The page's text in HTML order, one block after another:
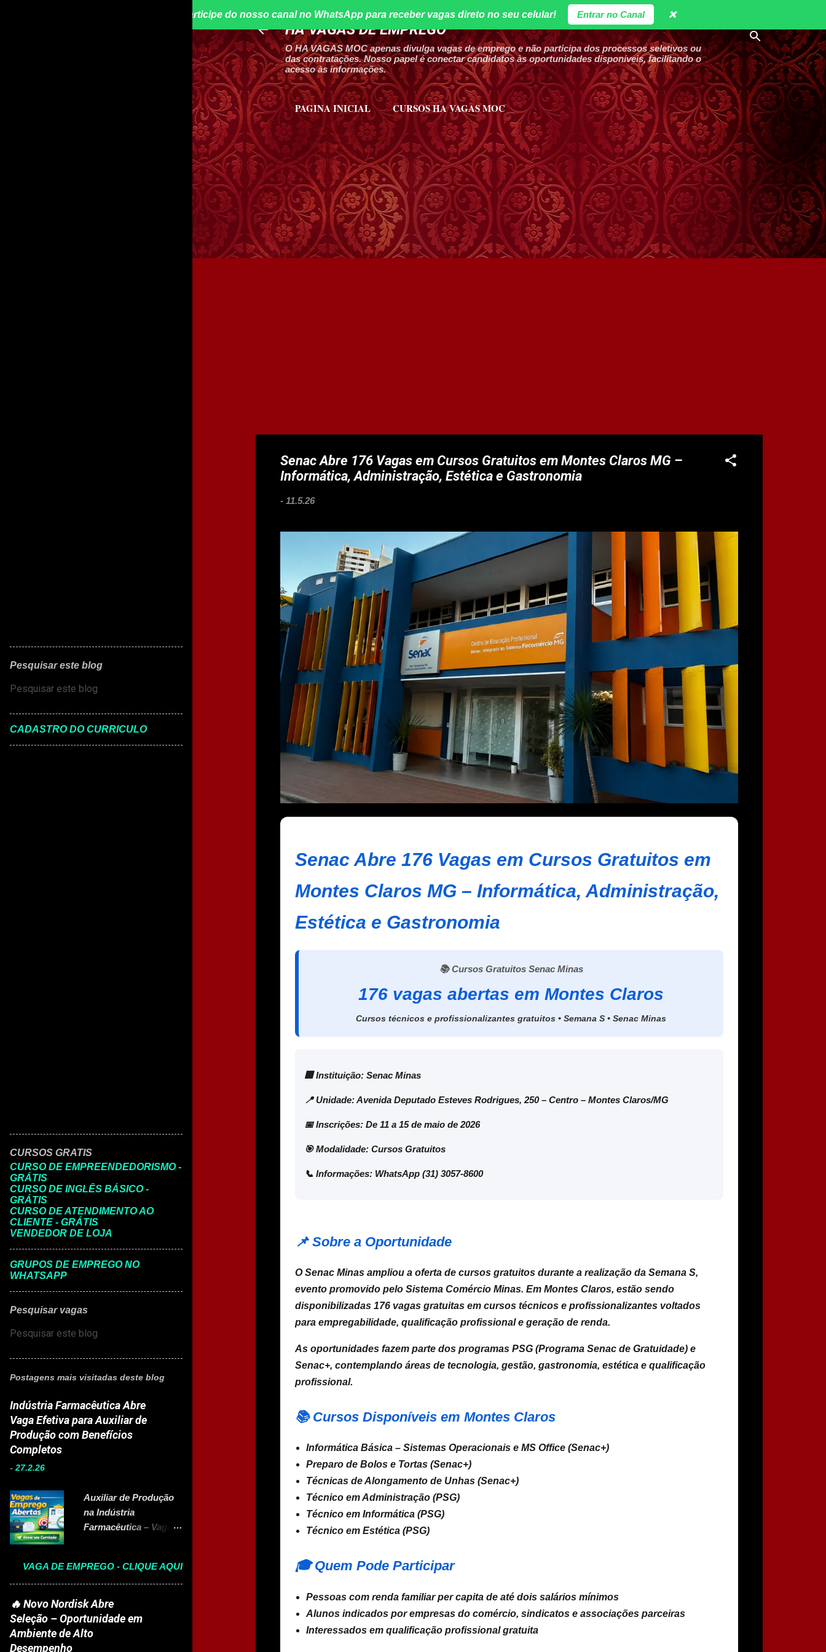
Pular para o conteúdo principal
HA VAGAS DE EMPREGO
O HA VAGAS MOC apenas divulga vagas de emprego e não participa dos processos seletivos ou
das contratações. Nosso papel é conectar candidatos às oportunidades disponíveis, facilitando o
acesso às informações.
📢 Participe do nosso canal no WhatsApp para receber vagas direto no seu celular! Entrar no Canal ❌
PAGINA INICIAL CURSOS HA VAGAS MOC
Senac Abre 176 Vagas em Cursos Gratuitos em Montes Claros MG –
Informática, Administração, Estética e Gastronomia
- 11.5.26
Senac Abre 176 Vagas em Cursos Gratuitos em
Montes Claros MG – Informática, Administração,
Estética e Gastronomia
📚 Cursos Gratuitos Senac Minas
176 vagas abertas em Montes Claros
Cursos técnicos e profissionalizantes gratuitos • Semana S • Senac Minas
🏢 Instituição: Senac Minas
📍 Unidade:Avenida Deputado Esteves Rodrigues, 250 – Centro – Montes Claros/MG
📅 Inscrições: De 11 a 15 de maio de 2026
🎯 Modalidade: Cursos Gratuitos
📞 Informações: WhatsApp (31) 3057-8600
📌 Sobre a Oportunidade
O Senac Minas ampliou a oferta de cursos gratuitos durante a realização da Semana S,
evento promovido pelo Sistema Comércio Minas. Em Montes Claros, estão sendo
disponibilizadas 176 vagas gratuitas em cursos técnicos e profissionalizantes voltados
para empregabilidade, qualificação profissional e geração de renda.
As oportunidades fazem parte dos programas PSG (Programa Senac de Gratuidade) e
Senac+, contemplando áreas de tecnologia, gestão, gastronomia, estética e qualificação
profissional.
📚 Cursos Disponíveis em Montes Claros
Informática Básica – Sistemas Operacionais e MS Office (Senac+)
Preparo de Bolos e Tortas (Senac+)
Técnicas de Alongamento de Unhas (Senac+)
Técnico em Administração (PSG)
Técnico em Informática (PSG)
Técnico em Estética (PSG)
🎓 Quem Pode Participar
Pessoas com renda familiar per capita de até dois salários mínimos
Alunos indicados por empresas do comércio, sindicatos e associações parceiras
Interessados em qualificação profissional gratuita
Pesquisar este blog
CADASTRO DO CURRICULO
CURSOS GRATIS
CURSO DE EMPREENDEDORISMO -
GRÁTIS
CURSO DE INGLÊS BÁSICO -
GRÁTIS
CURSO DE ATENDIMENTO AO
CLIENTE - GRÁTIS
VENDEDOR DE LOJA
GRUPOS DE EMPREGO NO
WHATSAPP
Pesquisar vagas
Postagens mais visitadas deste blog
Indústria Farmacêutica Abre
Vaga Efetiva para Auxiliar de
Produção com Benefícios
Completos
-27.2.26
Auxiliar de Produção
na Indústria
Farmacêutica – Vaga
, multinacional
brasileira presente em
22 países e referência
no setor farmacêutico,
está com vaga aberta
VAGA DE EMPREGO - CLIQUE AQUI
🔥 Novo Nordisk Abre
Seleção – Oportunidade em
Ambiente de Alto
Desempenho